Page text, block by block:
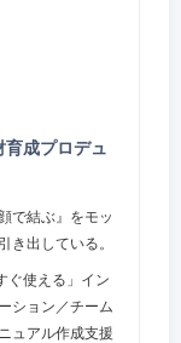
ー／中堅社員
リアデザイン
スキル（業務
思考） ◆ヒュ
ルディング／モ
◆組織開発
スゼロ100の法
事で「ミスを
香出版社 『新
成プロデュ
で結ぶ』をモッ
き出している。
ぐ使える」イン
ション／チーム
ュアル作成支援